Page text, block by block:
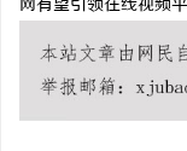
网有望引领在线视频